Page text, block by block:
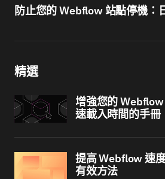
防止您的 Webflow 站點停機：
精選
增強您的
速載入時間的手冊
提高 Webflow 速
有效方法